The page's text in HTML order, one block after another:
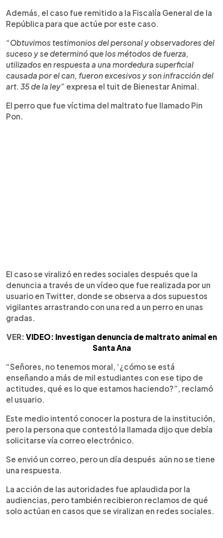
Además, el caso fue remitido a la Fiscalía General de la
República para que actúe por este caso.
“Obtuvimos testimonios del personal y observadores del
suceso y se determinó que los métodos de fuerza,
utilizados en respuesta a una mordedura superficial
causada por el can, fueron excesivos y son infracción del
art. 35 de la ley” expresa el tuit de Bienestar Animal.
El perro que fue víctima del maltrato fue llamado Pin
Pon.
El caso se viralizó en redes sociales después que la
denuncia a través de un vídeo que fue realizada por un
usuario en Twitter, donde se observa a dos supuestos
vigilantes arrastrando con una red a un perro en unas
gradas.
VER: VIDEO: Investigan denuncia de maltrato animal en
Santa Ana
“Señores, no tenemos moral, ‘¿cómo se está
enseñando a más de mil estudiantes con ese tipo de
actitudes, qué es lo que estamos haciendo?”, reclamó
el usuario.
Este medio intentó conocer la postura de la institución,
pero la persona que contestó la llamada dijo que debía
solicitarse vía correo electrónico.
Se envió un correo, pero un día después aún no se tiene
una respuesta.
La acción de las autoridades fue aplaudida por la
audiencias, pero también recibieron reclamos de qué
solo actúan en casos que se viralizan en redes sociales.